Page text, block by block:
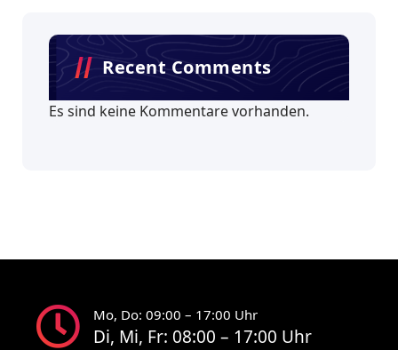
Recent Comments
Es sind keine Kommentare vorhanden.
Mo, Do: 09:00 – 17:00 Uhr
Di, Mi, Fr: 08:00 – 17:00 Uhr